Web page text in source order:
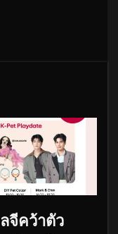
จีคว้าตัว